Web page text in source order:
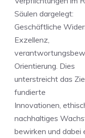
Säulen dargelegt:
Geschäftliche
Exzellenz,
Orientierung. Dies
unterstreicht das
fundierte
Innovationen,
nachhaltiges
bewirken und dabei